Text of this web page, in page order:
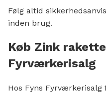
Følg altid
inden brug.
Køb Zink
Fyrværkerisalg
Hos Fyns